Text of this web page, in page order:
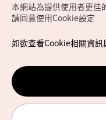
Copyrights (c) 韓國觀
如有相關疑問或建議
chinese_big5@knto.or.kr
本網站為提供使用者更佳
請同意使用Cookie設定
如欲查看Cookie相關資